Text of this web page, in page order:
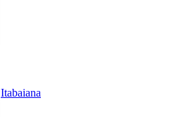
Itabaiana